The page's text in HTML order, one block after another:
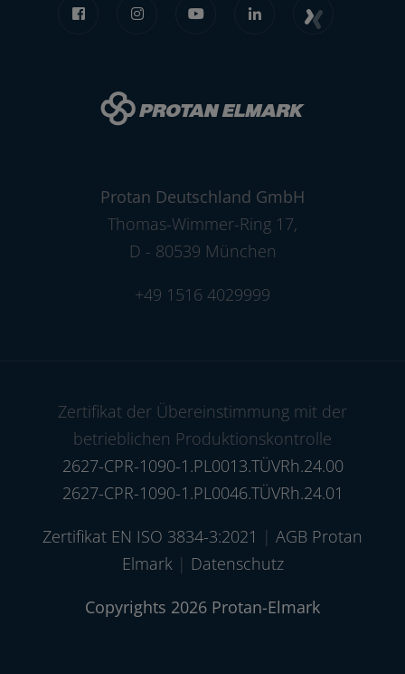
Protan Deutschland GmbH
Thomas-Wimmer-Ring 17,
D - 80539 München
+49 1516 4029999
Zertifikat der Übereinstimmung mit der
betrieblichen Produktionskontrolle
2627-CPR-1090-1.PL0013.TÜVRh.24.00
2627-CPR-1090-1.PL0046.TÜVRh.24.01
Zertifikat EN ISO 3834-3:2021 | AGB Protan
Elmark| Datenschutz
Copyrights 2026 Protan-Elmark